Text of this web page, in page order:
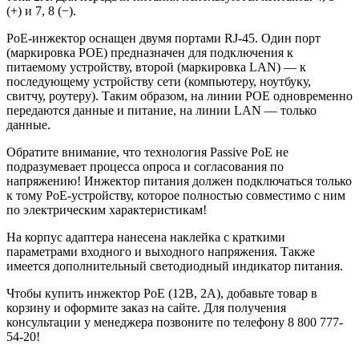
(+) и 7, 8 (−).
PoE-инжектор оснащен двумя портами RJ-45. Один порт
(маркировка POE) предназначен для подключения к
питаемому устройству, второй (маркировка LAN) — к
последующему устройству сети (компьютеру, ноутбуку,
свитчу, роутеру). Таким образом, на линии POE одновременно
передаются данные и питание, на линии LAN — только
данные.
Обратите внимание, что технология Passive PoE не
подразумевает процесса опроса и согласования по
напряжению! Инжектор питания должен подключаться только
к тому PoE-устройству, которое полностью совместимо с ним
по электрическим характеристикам!
На корпус адаптера нанесена наклейка с краткими
параметрами входного и выходного напряжения. Также
имеется дополнительный светодиодный индикатор питания.
Чтобы купить инжектор PoE (12В, 2А), добавьте товар в
корзину и оформите заказ на сайте. Для получения
консультации у менеджера позвоните по телефону 8 800 777-
54-20!